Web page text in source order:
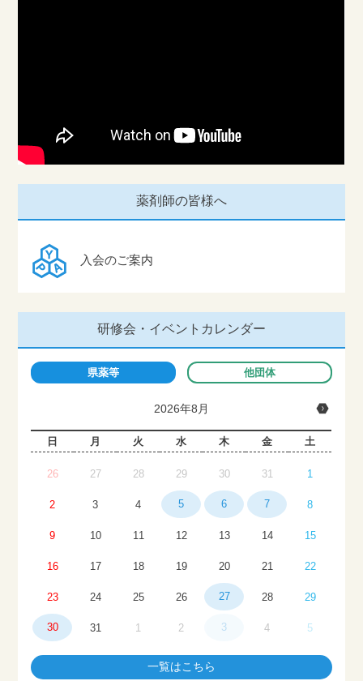
薬剤師の皆様へ
入会のご案内
研修会・イベントカレンダー
県薬等 他団体
2026年8月
日 月 火 水 木 金 土
26 27 28 29 30 31 1
2 3 4 5 6 7 8
9 10 11 12 13 14 15
16 17 18 19 20 21 22
23 24 25 26 27 28 29
30 31 1 2 3 4 5
一覧はこちら